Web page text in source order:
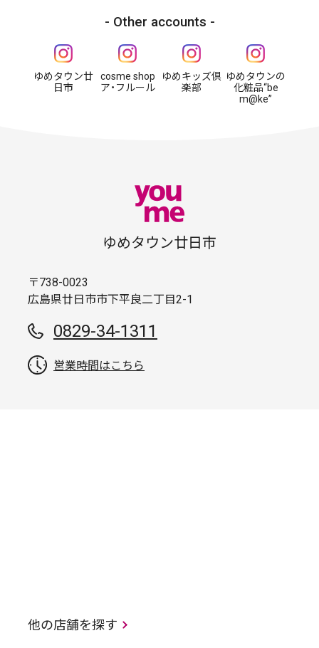
Other accounts
ゆめタウン廿
日市
cosme shop
ア・フルール
ゆめキッズ倶
楽部
ゆめタウンの
化粧品“be
m@ke”
ゆめタウン廿日市
〒738-0023
広島県廿日市市下平良二丁目2-1
0829-34-1311
営業時間はこちら
他の店舗を探す